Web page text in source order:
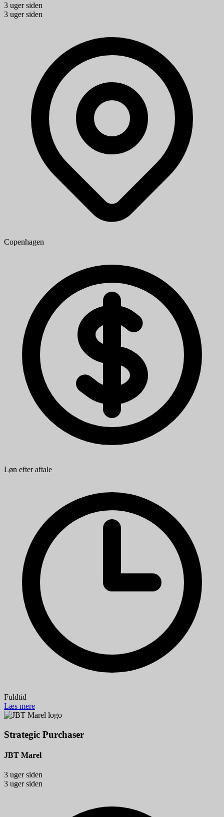
3 uger siden
3 uger siden
Copenhagen
Løn efter aftale
Fuldtid
Læs mere
Strategic Purchaser
JBT Marel
3 uger siden
3 uger siden